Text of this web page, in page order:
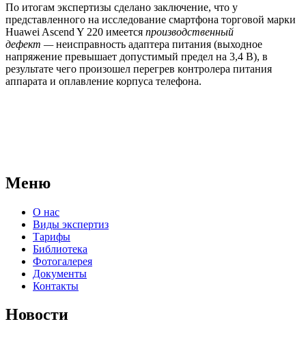
По итогам экспертизы сделано заключение, что у
представленного на иссле­дование смартфона торговой марки
Huawei Ascend Y 220 имеется производственный
дефект —неисправность адаптера питания (выходное
напряжение превышает допустимый предел на 3,4 В), в
результате чего произошел перегрев контролера питания
аппарата и оплавление корпуса телефона.
Меню
О нас
Виды экспертиз
Тарифы
Библиотека
Фотогалерея
Документы
Контакты
Новости